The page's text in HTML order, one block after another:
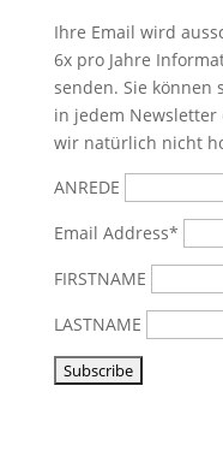
Ihre Email wird
6x pro Jahre
senden. Sie
in jedem
wir natürlich nicht
ANREDE
Email Address*
FIRSTNAME
LASTNAME